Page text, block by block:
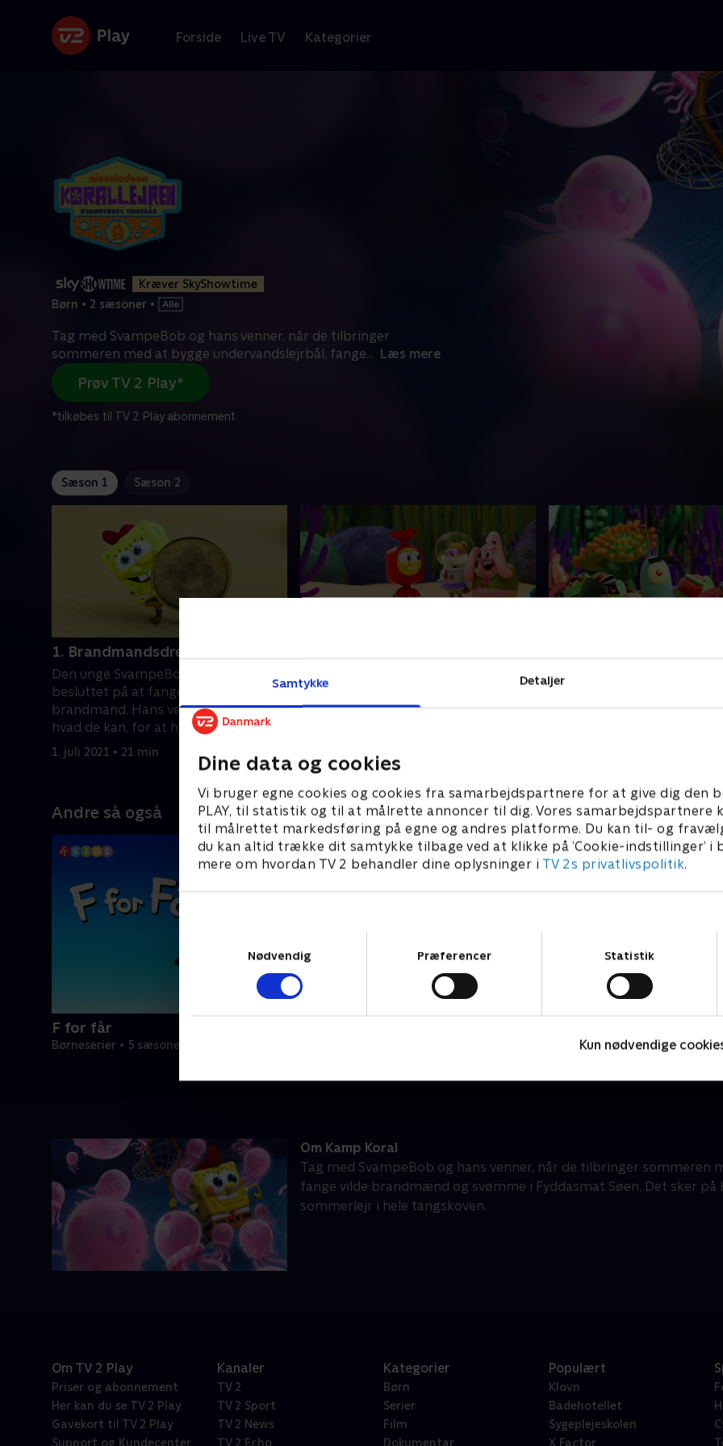
Samtykke Detaljer
Dine data og cookies
Vi bruger egne cookies og cookies fra samarbejdspartnere for at give dig den
PLAY, til statistik og til at målrette annoncer til dig. Vores samarbejdspartnere
til målrettet markedsføring på egne og andres platforme. Du kan til- og
du kan altid trække dit samtykke tilbage ved at klikke på ’Cookie-indstillinger’ i
mere om hvordan TV 2 behandler dine oplysninger i TV 2s privatlivspolitik.
Nødvendig
Præferencer Statistik
Kun nødvendige
Forside Live TV Kategorier
Kræver SkyShowtime
Børn • 2 sæsoner •
Tag med SvampeBob og hans venner, når de tilbringer
sommeren med at bygge undervandslejrbål, fange... Læs mere
Prøv TV 2 Play*
*tilkøbes til TV 2 Play abonnement
Sæson 1 Sæson 2
1. Brandmandsdrengen
Den unge SvampeBob er fast
besluttet på at fange sin første
brandmand. Hans venner gør alt,
hvad de kan, for at hjælpe ham.
1. juli 2021 • 21 min
narhvaler, der hedder Narlene og
Nobby. Hvalerne byder på en sød
1. juli 2021 • 21 min
Den ugentlige
forsvinder. Børnene må
Andre så også
F for får
Børneserier • 5 sæsoner
Om Kamp Koral
Tag med SvampeBob og hans venner, når de tilbringer sommeren
fange vilde brandmænd og svømme i Fyddasmat Søen. Det sker på
sommerlejr i hele tangskoven.
Om TV 2 Play
Priser og abonnement
Her kan du se TV 2 Play
Gavekort til TV 2 Play
Support og Kundecenter
Kanaler
TV 2
TV 2 Sport
TV 2 News
TV 2 Echo
Kategorier
Børn
Serier
Film
Dokumentar
Populært
Klovn
Badehotellet
Sygeplejeskolen
X Factor